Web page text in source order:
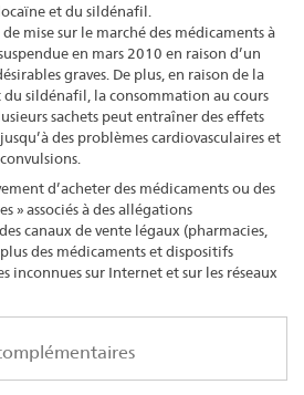
et du sildénafil.
mise sur le marché des médicaments à
en mars 2010 en raison d’un
graves. De plus, en raison de la
du sildénafil, la consommation au cours
sachets peut entraîner des effets
des problèmes cardiovasculaires et
d’acheter des médicaments ou des
» associés à des allégations
canaux de vente légaux (pharmacies,
des médicaments et dispositifs
inconnues sur Internet et sur les réseaux